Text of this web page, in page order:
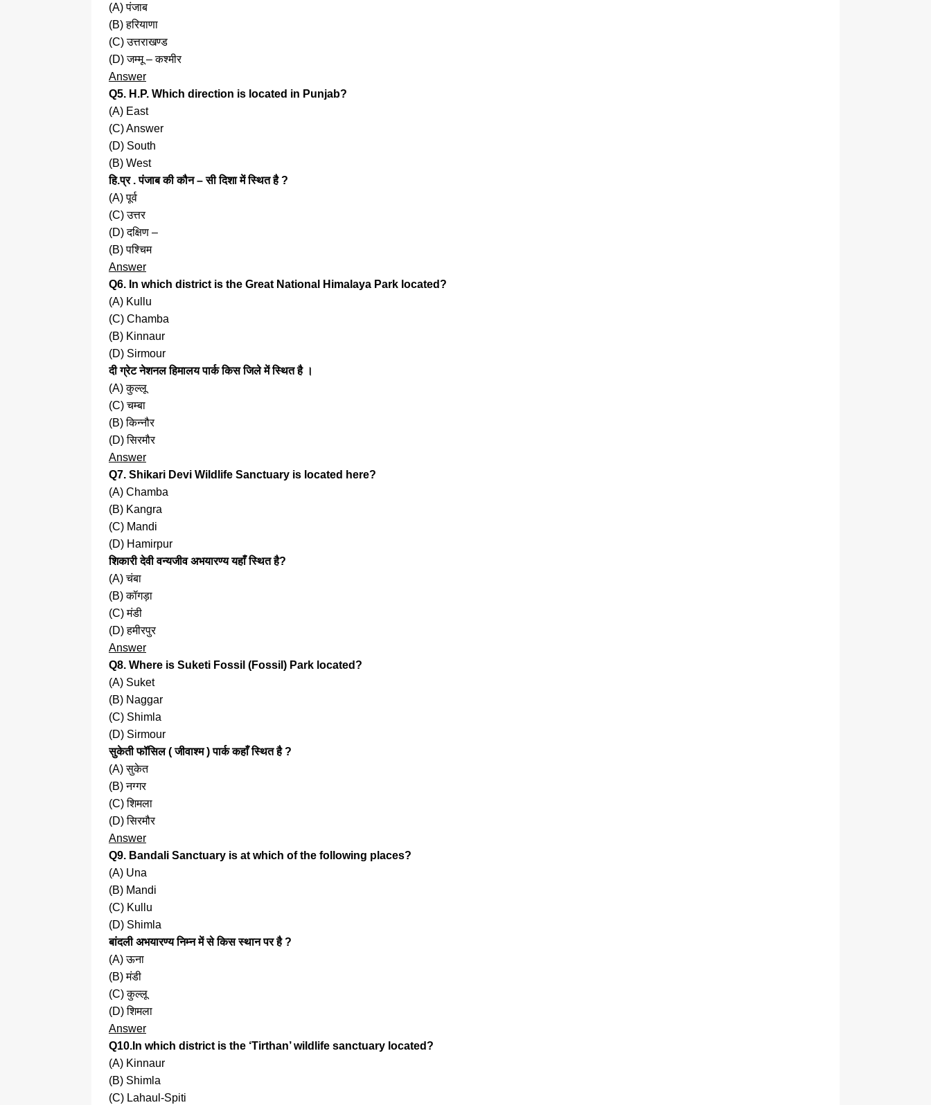
(A) पंजाब
(B) हरियाणा
(C) उत्तराखण्ड
(D) जम्मू – कश्मीर
Answer
Q5. H.P. Which direction is located in Punjab?
(A) East
(C) Answer
(D) South
(B) West
हि.प्र . पंजाब की कौन – सी दिशा में स्थित है ?
(A) पूर्व
(C) उत्तर
(D) दक्षिण –
(B) पश्चिम
Answer
Q6. In which district is the Great National Himalaya Park located?
(A) Kullu
(C) Chamba
(B) Kinnaur
(D) Sirmour
दी ग्रेट नेशनल हिमालय पार्क किस जिले में स्थित है ।
(A) कुल्लू
(C) चम्बा
(B) किन्नौर
(D) सिरमौर
Answer
Q7. Shikari Devi Wildlife Sanctuary is located here?
(A) Chamba
(B) Kangra
(C) Mandi
(D) Hamirpur
शिकारी देवी वन्यजीव अभयारण्य यहाँ स्थित है?
(A) चंबा
(B) कॉगड़ा
(C) मंडी
(D) हमीरपुर
Answer
Q8. Where is Suketi Fossil (Fossil) Park located?
(A) Suket
(B) Naggar
(C) Shimla
(D) Sirmour
सुकेती फॉसिल ( जीवाश्म ) पार्क कहाँ स्थित है ?
(A) सुकेत
(B) नग्गर
(C) शिमला
(D) सिरमौर
Answer
Q9. Bandali Sanctuary is at which of the following places?
(A) Una
(B) Mandi
(C) Kullu
(D) Shimla
बांदली अभयारण्य निम्न में से किस स्थान पर है ?
(A) ऊना
(B) मंडी
(C) कुल्लू
(D) शिमला
Answer
Q10.In which district is the ‘Tirthan’ wildlife sanctuary located?
(A) Kinnaur
(B) Shimla
(C) Lahaul-Spiti